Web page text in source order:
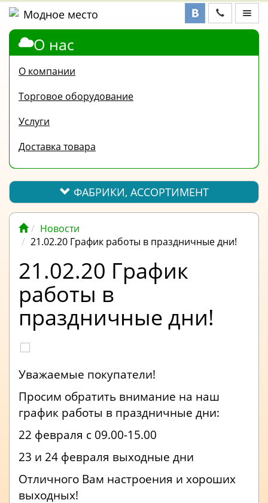
ФАБРИКИ,
ОТВЕТ
ПОЛЕЗНАЯ
ИНФОРМАЦИЯ
ВАКАНСИИ
ОПЛАТА
О нас
О компании
Торговое оборудование
Услуги
Доставка товара
ФАБРИКИ, АССОРТИМЕНТ
Новости
21.02.20 График работы в праздничные дни!
21.02.20 График
работы в
праздничные дни!
Уважаемые покупатели!
Просим обратить внимание на наш
график работы в праздничные дни:
22 февраля с 09.00-15.00
23 и 24 февраля выходные дни
Отличного Вам настроения и хороших
выходных!